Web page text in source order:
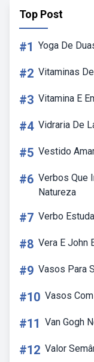
Top Post
#1 Yoga De
#2 Vitaminas
#3 Vitamina E
#4 Vidraria De
#5 Vestido
#6 Verbos Que
Natureza
#7 Verbo
#8 Vera E John
#9 Vasos Para
#10 Vasos
#11 Van Gogh
#12 Valor